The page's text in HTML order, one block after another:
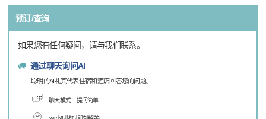
预订/查询
如果您有任何疑问，请与我们联系。
通过聊天询问AI
聪明的AI礼宾代表住宿和酒店回答您的问题。
聊天模式！提问简单！